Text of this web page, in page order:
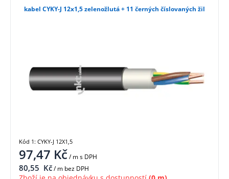
kabel CYKY-J 12x1,5 zelenožlutá + 11 černých číslovaných žil
97,47 Kč/ ms DPH
80,55 Kč/ m bez DPH
Kód 1: CYKY-J 12X1,5